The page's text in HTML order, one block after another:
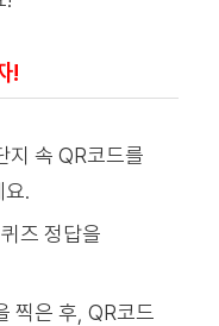
!
지 속 QR코드를
요.
즈 정답을
찍은 후, QR코드